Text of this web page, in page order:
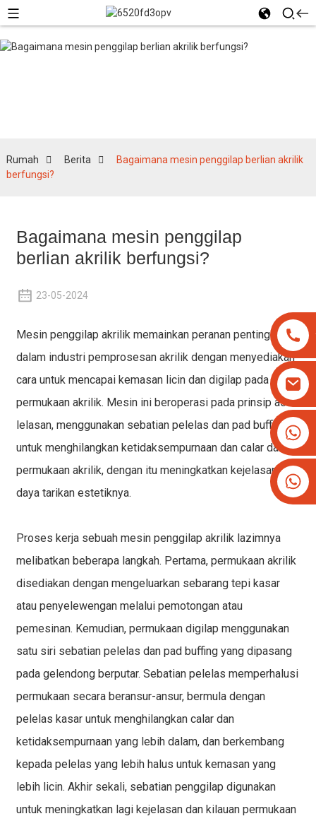
+8613825779334
+16266628193
Rumah Berita
Bagaimana mesin penggilap berlian akrilik
berfungsi?
Bagaimana mesin penggilap
berlian akrilik berfungsi?
23-05-2024
Mesin penggilap akrilikmemainkan peranan penting
dalam industri pemprosesan akrilikdengan menyediakan
cara untuk mencapai kemasan licin dan digilap pada
permukaan akrilik. Mesin ini beroperasi pada prinsip asas
lelasan, menggunakan sebatian pelelas dan pad buffing
untuk menghilangkan ketidaksempurnaan dan calar dari
permukaan akrilik, dengan itu meningkatkan kejelasan dan
daya tarikan estetiknya.
Proses kerja sebuah mesin penggilap akriliklazimnya
melibatkan beberapa langkah. Pertama, permukaan akrilik
disediakan dengan mengeluarkan sebarang tepi kasar
atau penyelewengan melalui pemotongan atau
pemesinan. Kemudian, permukaan digilap menggunakan
satu siri sebatian pelelas dan pad buffing yang dipasang
pada gelendong berputar. Sebatian pelelas memperhalusi
permukaan secara beransur-ansur, bermula dengan
pelelas kasar untuk menghilangkan calar dan
ketidaksempurnaan yang lebih dalam, dan berkembang
kepada pelelas yang lebih halus untuk kemasan yang
lebih licin. Akhir sekali, sebatian penggilap digunakan
untuk meningkatkan lagi kejelasan dan kilauan permukaan